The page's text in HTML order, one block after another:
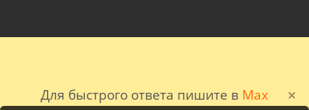
Для быстрого ответа пишите в Max